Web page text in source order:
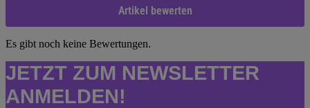
Artikel bewerten
Es gibt noch keine Bewertungen.
JETZT ZUM NEWSLETTER
ANMELDEN!